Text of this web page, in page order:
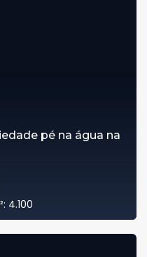
pé na água na
4.100